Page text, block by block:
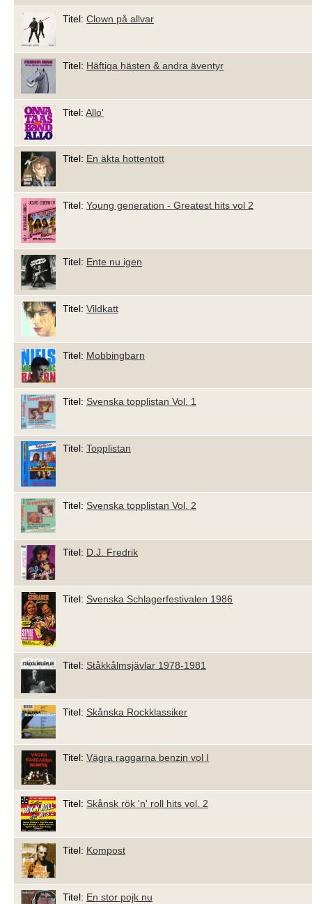
Titel: Clown på allvar
Titel: Häftiga hästen & andra äventyr
Titel: Allo'
Titel: En äkta hottentott
Titel: Young generation - Greatest hits vol 2
Titel: Ente nu igen
Titel: Vildkatt
Titel: Mobbingbarn
Titel: Svenska topplistan Vol. 1
Titel: Topplistan
Titel: Svenska topplistan Vol. 2
Titel: D.J. Fredrik
Titel: Svenska Schlagerfestivalen 1986
Titel: Ståkkålmsjävlar 1978-1981
Titel: Skånska Rockklassiker
Titel: Vägra raggarna benzin vol I
Titel: Skånsk rök 'n' roll hits vol. 2
Titel: Kompost
Titel: En stor pojk nu